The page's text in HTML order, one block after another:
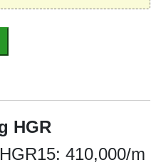
HGR
410,000/m